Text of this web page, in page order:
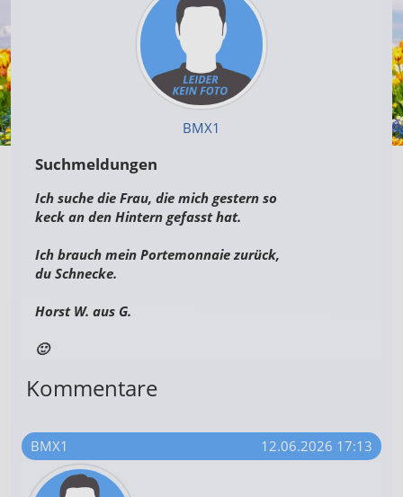
BMX1
Suchmeldungen
Ich suche die Frau, die mich gestern so
keck an den Hintern gefasst hat.
Ich brauch mein Portemonnaie zurück,
du Schnecke.
Horst W. aus G.
🙂
Kommentare
BMX1 12.06.2026 17:13